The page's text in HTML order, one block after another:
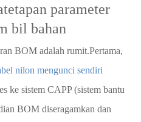
parameter
bil bahan
BOM adalah rumit.Pertama,
nilon mengunci sendiri
ke sistem CAPP (sistem bantu
BOM diseragamkan dan